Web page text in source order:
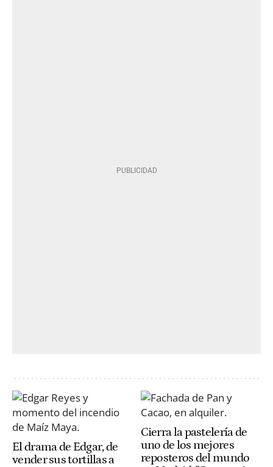
El drama de Edgar, de
vender sus tortillas a
Cierra la pastelería de
uno de los mejores
reposteros del mundo